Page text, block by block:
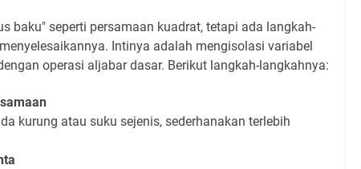
baku" seperti persamaan kuadrat, tetapi ada langkah-
Intinya adalah mengisolasi variabel
operasi aljabar dasar. Berikut langkah-langkahnya:
kurung atau suku sejenis, sederhanakan terlebih